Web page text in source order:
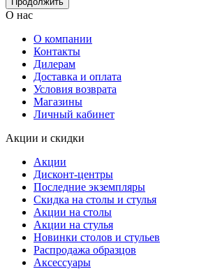
О нас
О компании
Контакты
Дилерам
Доставка и оплата
Условия возврата
Магазины
Личный кабинет
Акции и скидки
Акции
Дисконт-центры
Последние экземпляры
Скидка на столы и стулья
Акции на столы
Акции на стулья
Новинки столов и стульев
Распродажа образцов
Аксессуары